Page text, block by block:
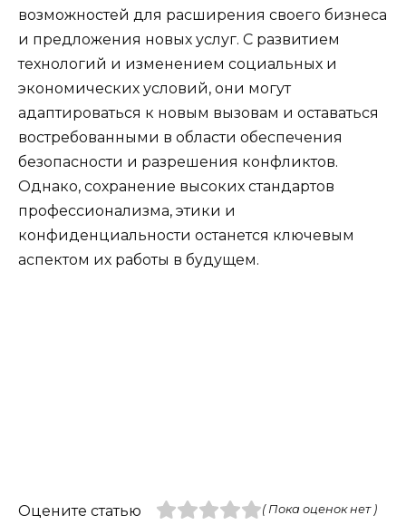
возможностей для расширения своего бизнеса
и предложения новых услуг. С развитием
технологий и изменением социальных и
экономических условий, они могут
адаптироваться к новым вызовам и оставаться
востребованными в области обеспечения
безопасности и разрешения конфликтов.
Однако, сохранение высоких стандартов
профессионализма, этики и
конфиденциальности останется ключевым
аспектом их работы в будущем.
Оцените статью ( Пока оценок нет )